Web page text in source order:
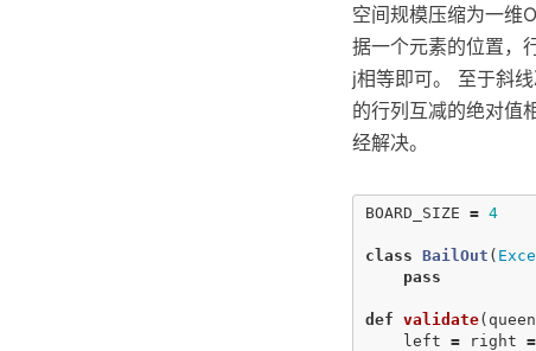
空间规模压缩为一维
据一个元素的位置，
j相等即可。 至于斜
的行列互减的绝对
经解决。
BOARD_SIZE = 4
class BailOut (
pass
def validate(
left = right =